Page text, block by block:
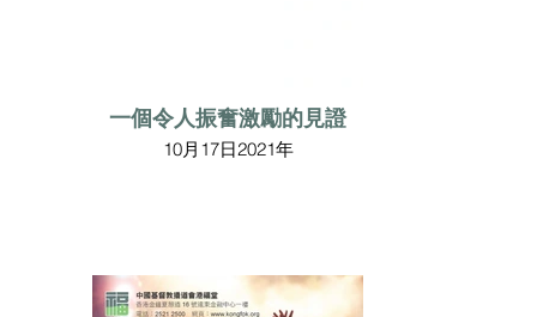
一個令人振奮激勵的見證
10月17日2021年